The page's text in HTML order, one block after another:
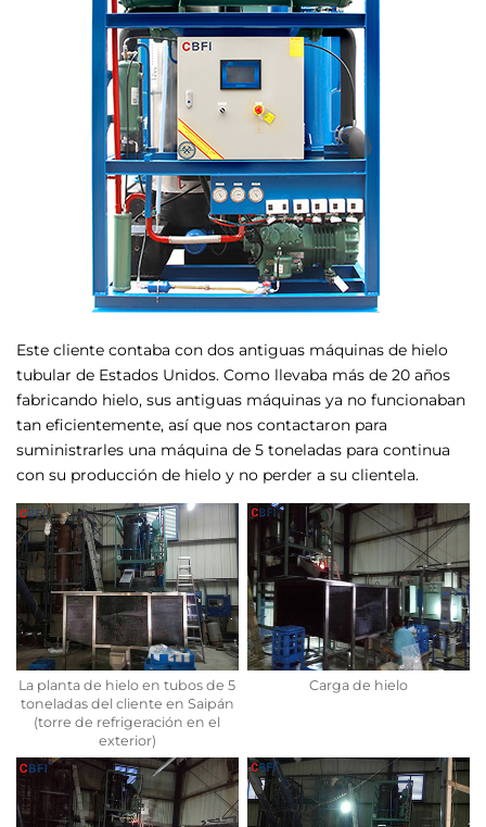
Este cliente contaba con dos antiguas máquinas de hielo
tubular de Estados Unidos. Como llevaba más de 20 años
fabricando hielo, sus antiguas máquinas ya no funcionaban
tan eficientemente, así que nos contactaron para
suministrarles una máquina de 5 toneladas para continua
con su producción de hielo y no perder a su clientela.
La planta de hielo en tubos de 5
toneladas del cliente en Saipán
(torre de refrigeración en el
exterior)
Carga de hielo